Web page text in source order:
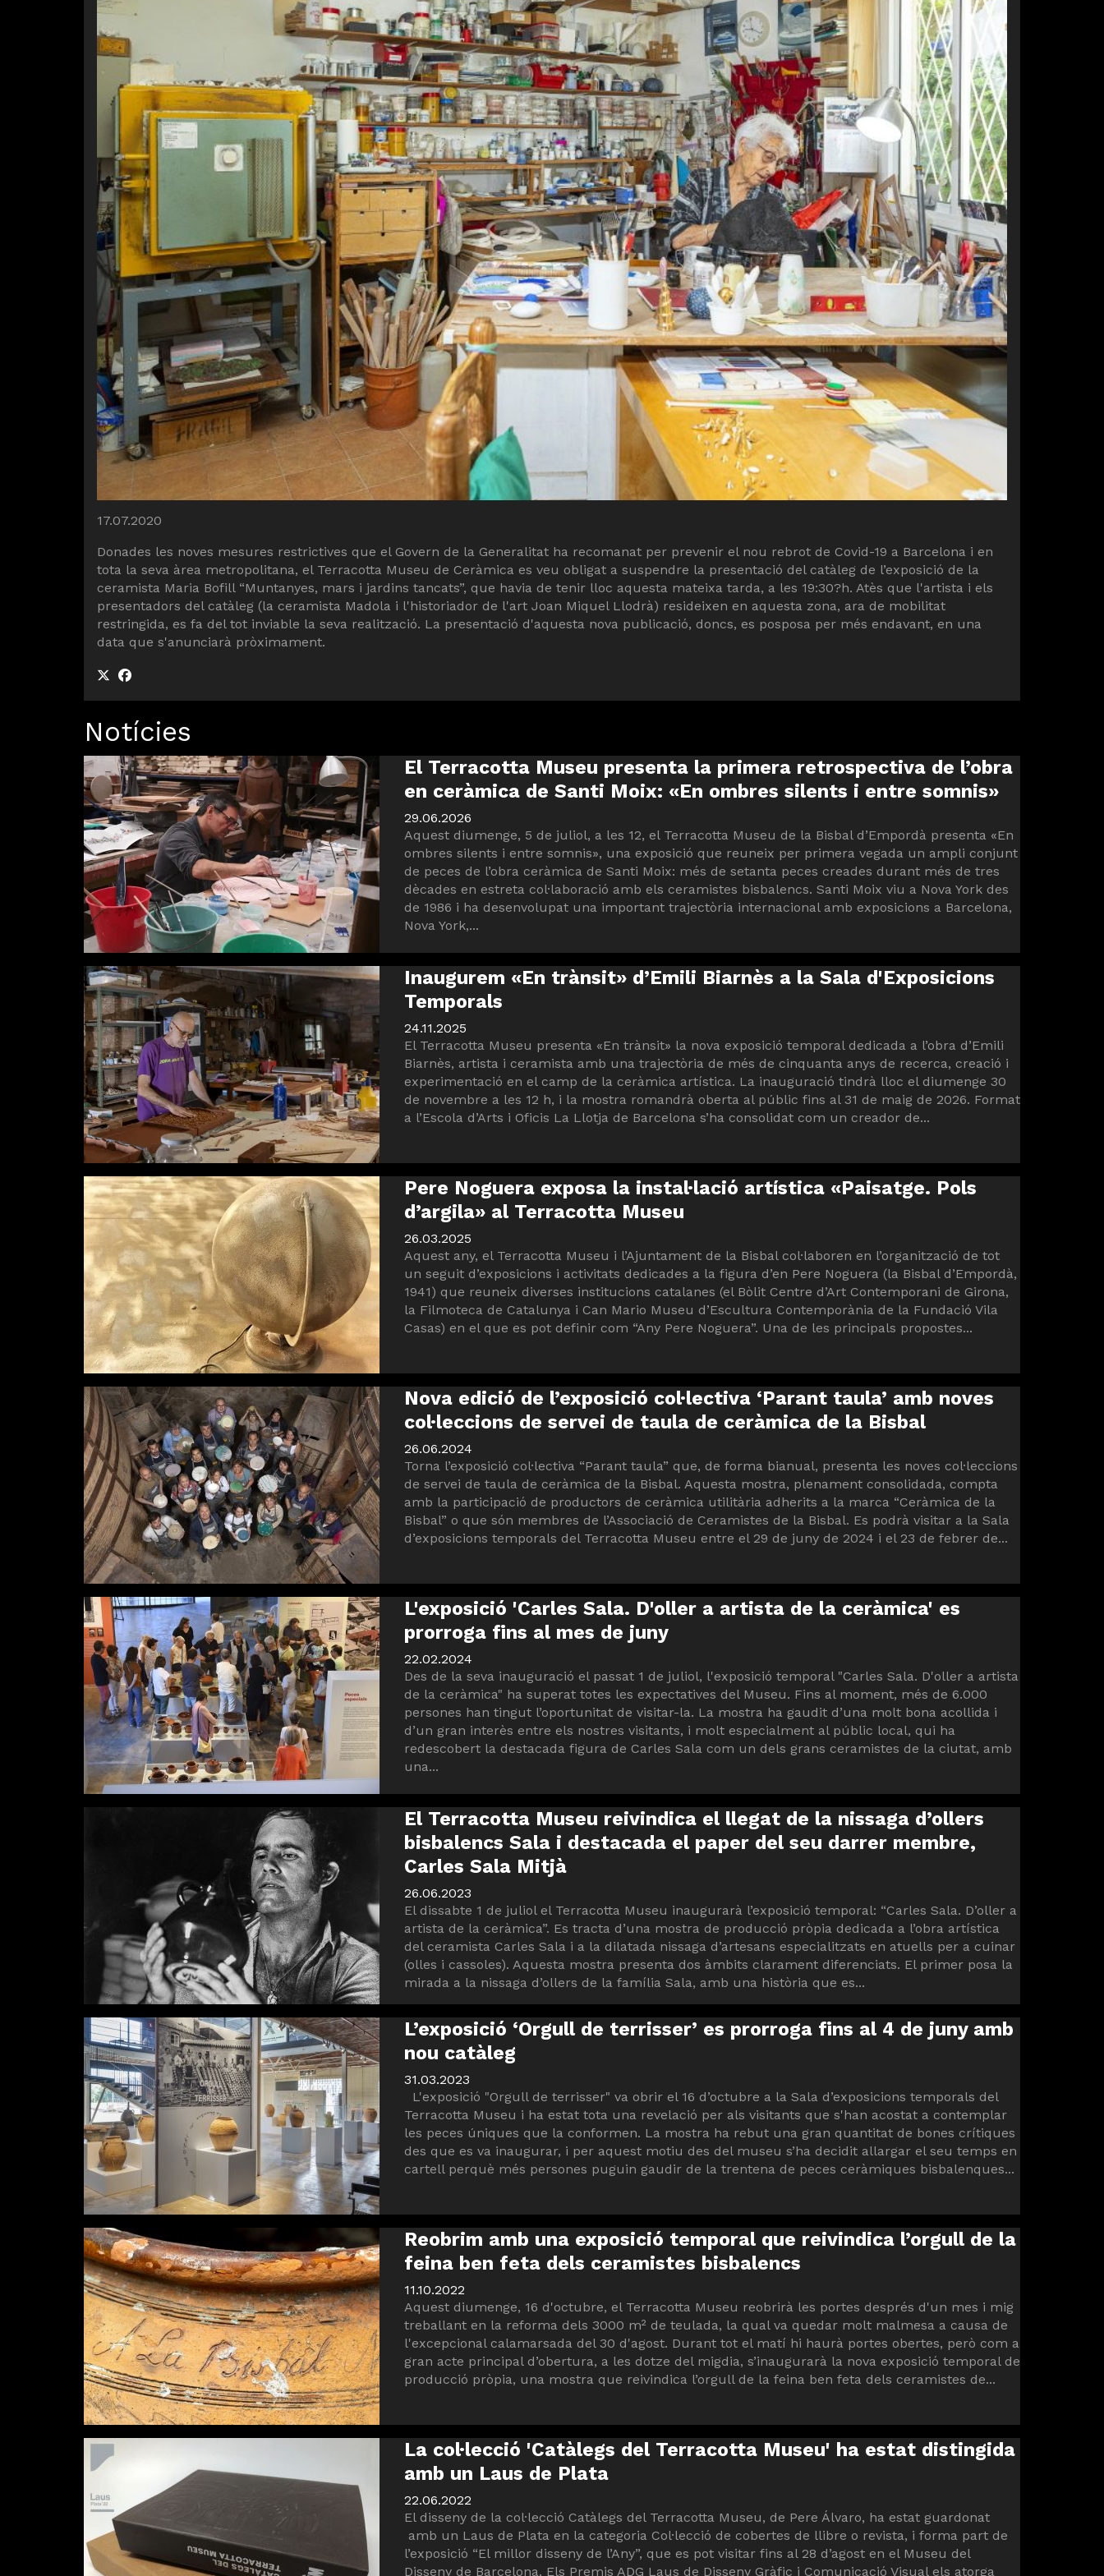
17.07.2020
Donades les noves mesures restrictives que el Govern de la Generalitat ha recomanat per prevenir el nou rebrot de Covid-19 a Barcelona i en
tota la seva àrea metropolitana, el Terracotta Museu de Ceràmica es veu obligat a suspendre la presentació del catàleg de l’exposició de la
ceramista Maria Bofill “Muntanyes, mars i jardins tancats”, que havia de tenir lloc aquesta mateixa tarda, a les 19:30?h. Atès que l'artista i els
presentadors del catàleg (la ceramista Madola i l'historiador de l'art Joan Miquel Llodrà) resideixen en aquesta zona, ara de mobilitat
restringida, es fa del tot inviable la seva realització. La presentació d'aquesta nova publicació, doncs, es posposa per més endavant, en una
data que s'anunciarà pròximament.
Notícies
El Terracotta Museu presenta la primera retrospectiva de l’obra
en ceràmica de Santi Moix: «En ombres silents i entre somnis»
29.06.2026
Aquest diumenge, 5 de juliol, a les 12, el Terracotta Museu de la Bisbal d’Empordà presenta «En
ombres silents i entre somnis», una exposició que reuneix per primera vegada un ampli conjunt
de peces de l’obra ceràmica de Santi Moix: més de setanta peces creades durant més de tres
dècades en estreta col·laboració amb els ceramistes bisbalencs. Santi Moix viu a Nova York des
de 1986 i ha desenvolupat una important trajectòria internacional amb exposicions a Barcelona,
Nova York,...
Inaugurem «En trànsit» d’Emili Biarnès a la Sala d'Exposicions
Temporals
24.11.2025
El Terracotta Museu presenta «En trànsit» la nova exposició temporal dedicada a l’obra d’Emili
Biarnès, artista i ceramista amb una trajectòria de més de cinquanta anys de recerca, creació i
experimentació en el camp de la ceràmica artística. La inauguració tindrà lloc el diumenge 30
de novembre a les 12 h, i la mostra romandrà oberta al públic fins al 31 de maig de 2026. Format
a l’Escola d’Arts i Oficis La Llotja de Barcelona s’ha consolidat com un creador de...
Pere Noguera exposa la instal·lació artística «Paisatge. Pols
d’argila» al Terracotta Museu
26.03.2025
Aquest any, el Terracotta Museu i l’Ajuntament de la Bisbal col·laboren en l’organització de tot
un seguit d’exposicions i activitats dedicades a la figura d’en Pere Noguera (la Bisbal d’Empordà,
1941) que reuneix diverses institucions catalanes (el Bòlit Centre d’Art Contemporani de Girona,
la Filmoteca de Catalunya i Can Mario Museu d’Escultura Contemporània de la Fundació Vila
Casas) en el que es pot definir com “Any Pere Noguera”. Una de les principals propostes...
Nova edició de l’exposició col·lectiva ‘Parant taula’ amb noves
col·leccions de servei de taula de ceràmica de la Bisbal
26.06.2024
Torna l’exposició col·lectiva “Parant taula” que, de forma bianual, presenta les noves col·leccions
de servei de taula de ceràmica de la Bisbal. Aquesta mostra, plenament consolidada, compta
amb la participació de productors de ceràmica utilitària adherits a la marca “Ceràmica de la
Bisbal” o que són membres de l’Associació de Ceramistes de la Bisbal. Es podrà visitar a la Sala
d’exposicions temporals del Terracotta Museu entre el 29 de juny de 2024 i el 23 de febrer de...
L'exposició 'Carles Sala. D'oller a artista de la ceràmica' es
prorroga fins al mes de juny
22.02.2024
Des de la seva inauguració el passat 1 de juliol, l'exposició temporal "Carles Sala. D'oller a artista
de la ceràmica" ha superat totes les expectatives del Museu. Fins al moment, més de 6.000
persones han tingut l’oportunitat de visitar-la. La mostra ha gaudit d’una molt bona acollida i
d’un gran interès entre els nostres visitants, i molt especialment al públic local, qui ha
redescobert la destacada figura de Carles Sala com un dels grans ceramistes de la ciutat, amb
una...
El Terracotta Museu reivindica el llegat de la nissaga d’ollers
bisbalencs Sala i destacada el paper del seu darrer membre,
Carles Sala Mitjà
26.06.2023
El dissabte 1 de juliol el Terracotta Museu inaugurarà l’exposició temporal: “Carles Sala. D’oller a
artista de la ceràmica”. Es tracta d’una mostra de producció pròpia dedicada a l’obra artística
del ceramista Carles Sala i a la dilatada nissaga d’artesans especialitzats en atuells per a cuinar
(olles i cassoles). Aquesta mostra presenta dos àmbits clarament diferenciats. El primer posa la
mirada a la nissaga d’ollers de la família Sala, amb una història que es...
L’exposició ‘Orgull de terrisser’ es prorroga fins al 4 de juny amb
nou catàleg
31.03.2023
L'exposició "Orgull de terrisser" va obrir el 16 d’octubre a la Sala d’exposicions temporals del
Terracotta Museu i ha estat tota una revelació per als visitants que s'han acostat a contemplar
les peces úniques que la conformen. La mostra ha rebut una gran quantitat de bones crítiques
des que es va inaugurar, i per aquest motiu des del museu s’ha decidit allargar el seu temps en
cartell perquè més persones puguin gaudir de la trentena de peces ceràmiques bisbalenques...
Reobrim amb una exposició temporal que reivindica l’orgull de la
feina ben feta dels ceramistes bisbalencs
11.10.2022
Aquest diumenge, 16 d'octubre, el Terracotta Museu reobrirà les portes després d'un mes i mig
treballant en la reforma dels 3000 m² de teulada, la qual va quedar molt malmesa a causa de
l'excepcional calamarsada del 30 d'agost. Durant tot el matí hi haurà portes obertes, però com a
gran acte principal d’obertura, a les dotze del migdia, s’inaugurarà la nova exposició temporal de
producció pròpia, una mostra que reivindica l’orgull de la feina ben feta dels ceramistes de...
La col·lecció 'Catàlegs del Terracotta Museu' ha estat distingida
amb un Laus de Plata
22.06.2022
El disseny de la col·lecció Catàlegs del Terracotta Museu, de Pere Álvaro, ha estat guardonat
amb un Laus de Plata en la categoria Col·lecció de cobertes de llibre o revista, i forma part de
l’exposició “El millor disseny de l’Any”, que es pot visitar fins al 28 d’agost en el Museu del
Disseny de Barcelona. Els Premis ADG Laus de Disseny Gràfic i Comunicació Visual els atorga